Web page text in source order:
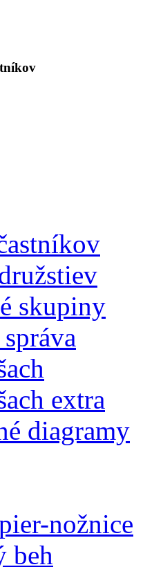
skupiny
extra
diagramy
nožnice
beh